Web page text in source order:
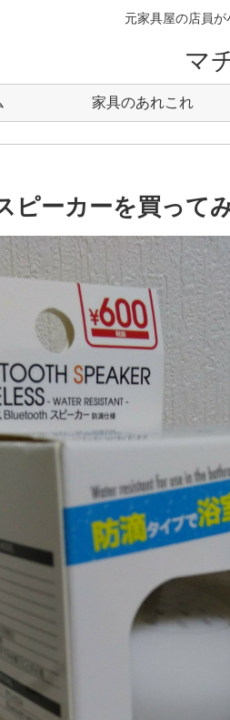
元家具屋の店員
マ
家具のあれこれ
ピーカーを買って